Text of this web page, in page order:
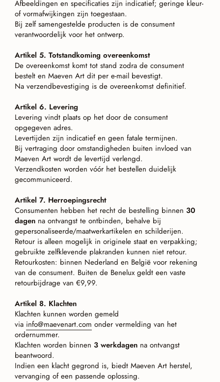
Afbeeldingen en specificaties zijn indicatief; geringe kleur-
of vormafwijkingen zijn toegestaan.
Bij zelf samengestelde producten is de consument
verantwoordelijk voor het ontwerp.
Artikel 5. Totstandkoming overeenkomst
De overeenkomst komt tot stand zodra de consument
bestelt en Maeven Art dit per e-mail bevestigt.
Na verzendbevestiging is de overeenkomst definitief.
Artikel 6. Levering
Levering vindt plaats op het door de consument
opgegeven adres.
Levertijden zijn indicatief en geen fatale termijnen.
Bij vertraging door omstandigheden buiten invloed van
Maeven Art wordt de levertijd verlengd.
Verzendkosten worden vóór het bestellen duidelijk
gecommuniceerd.
Artikel 7. Herroepingsrecht
Consumenten hebben het recht de bestelling binnen 30
dagen na ontvangst te ontbinden, behalve bij
gepersonaliseerde/maatwerkartikelen en schilderijen.
Retour is alleen mogelijk in originele staat en verpakking;
gebruikte zelfklevende plakranden kunnen niet retour.
Retourkosten: binnen Nederland en België voor rekening
van de consument. Buiten de Benelux geldt een vaste
retourbijdrage van €9,99.
Artikel 8. Klachten
Klachten kunnen worden gemeld
via info@maevenart.com onder vermelding van het
ordernummer.
Klachten worden binnen 3 werkdagen na ontvangst
beantwoord.
Indien een klacht gegrond is, biedt Maeven Art herstel,
vervanging of een passende oplossing.